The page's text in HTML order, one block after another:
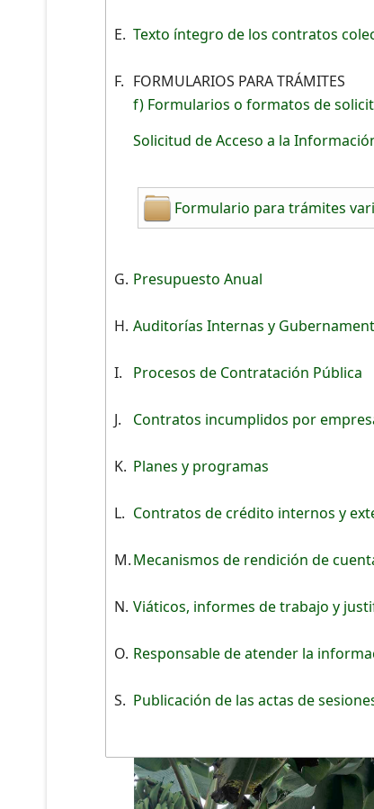
E. Texto íntegro de los contratos
F. FORMULARIOS PARA TRÁMITES
f) Formularios o formatos de
Solicitud de Acceso a la
Formulario para trámites
G. Presupuesto Anual
H. Auditorías Internas y
I. Procesos de Contratación Pública
J. Contratos incumplidos por
K. Planes y programas
L. Contratos de crédito internos y
M.Mecanismos de rendición de
N. Viáticos, informes de trabajo y
O. Responsable de atender la
S. Publicación de las actas de